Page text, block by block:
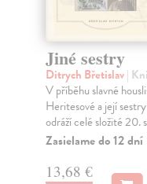
Jiné sestry
Ditrych Břetislav|
V příběhu slavné
Heritesové a její
odráží celé složité 20.
Zasielame do 12 dní
13,68 €